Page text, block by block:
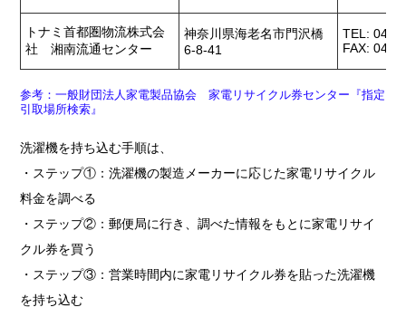
トナミ首都圏物流株式会
社 湘南流通センター
神奈川県海老名市門沢橋
6-8-41
TEL: 046-
FAX: 046-
参考：一般財団法人家電製品協会 家電リサイクル券センター『指定
引取場所検索』
洗濯機を持ち込む手順は、
・ステップ①：洗濯機の製造メーカーに応じた家電リサイクル
料金を調べる
・ステップ②：郵便局に行き、調べた情報をもとに家電リサイ
クル券を買う
・ステップ③：営業時間内に家電リサイクル券を貼った洗濯機
を持ち込む